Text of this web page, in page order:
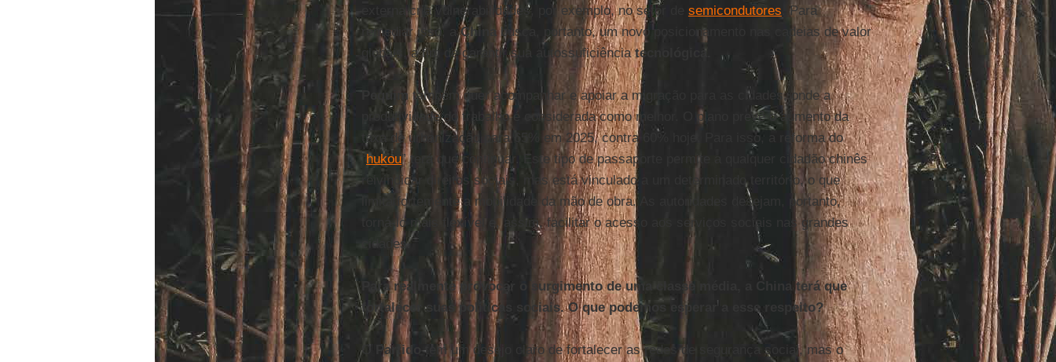
externa cria vulnerabilidades, por exemplo, no setor de semicondutores . Para
remediar isso, aChinabusca, portanto, um novo posicionamento nas cadeias de valor
globais, a fim de garantir sua autossuficiênciatecnológica.
Pequimtambém quer acompanhar e apoiar a migração para as cidades, onde a
produtividade do trabalho é considerada como melhor. O plano prevê o aumento da
taxa de urbanização para 65% em 2025, contra 60% hoje. Para isso, a reforma do
hukou” terá que continuar. Este tipo de passaporte permite a qualquer cidadão chinês
reivindicar direitos sociais, mas está vinculado a um determinado território, o que
limita fortemente a mobilidade da mão de obra. As autoridades desejam, portanto,
torná-lo mais flexível e, assim, facilitar o acesso aos serviços sociais nas grandes
cidades.
Para realmente provocar o surgimento de uma classe média, a China terá que
fortalecer suas políticas sociais. O que podemos esperar a esse respeito?
O Partido tem um desejo claro de fortalecer as redes de segurança social, mas o